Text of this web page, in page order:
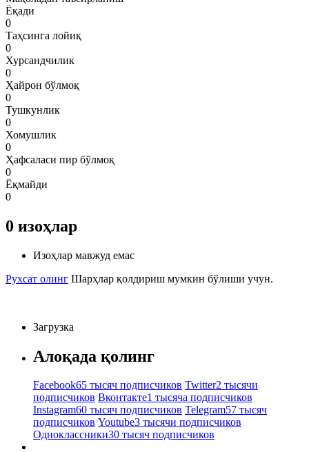
Ёқади
0
Таҳсинга лойиқ
0
Хурсандчилик
0
Ҳайрон бўлмоқ
0
Тушкунлик
0
Хомушлик
0
Ҳафсаласи пир бўлмоқ
0
Ёқмайди
0
0 изоҳлар
Изоҳлар мавжуд емас
Рухсат олинг Шарҳлар қолдириш мумкин бўлиши учун.
Загрузка
Алоқада қолинг
Facebook65 тысяч подписчиков Twitter2 тысячи
подписчиков Вконтакте1 тысяча подписчиков
Instagram60 тысяч подписчиков Telegram57 тысяч
подписчиков Youtube3 тысячи подписчиков
Одноклассники30 тысяч подписчиков